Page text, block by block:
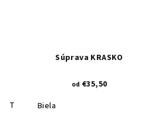
Tmavomodrá
Súprava KRASKO
od €35,50
Biela